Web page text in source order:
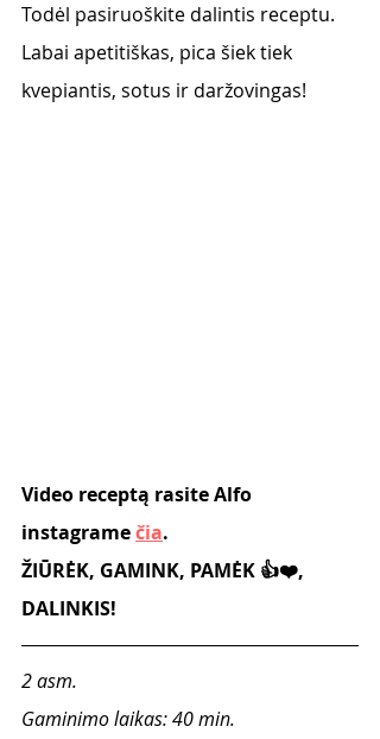
Todėl pasiruoškite dalintis receptu.
Labai apetitiškas, pica šiek tiek
kvepiantis, sotus ir daržovingas!
Video receptą rasite Alfo
instagrame čia.
ŽIŪRĖK, GAMINK, PAMĖK 👍❤️,
DALINKIS!
2 asm.
Gaminimo laikas: 40 min.